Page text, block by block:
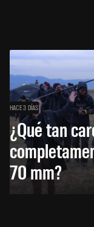
HACE 3 DÍAS
¿Qué tan
70 mm?